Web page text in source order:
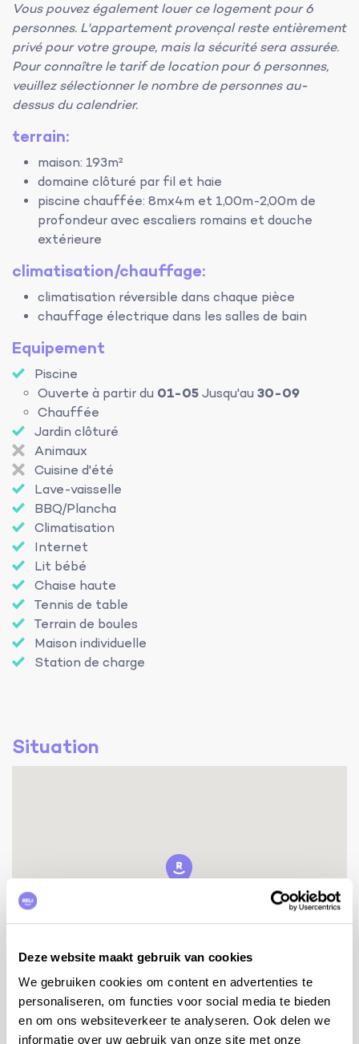
Deze website maakt gebruik van cookies
We gebruiken cookies om content en advertenties te
personaliseren, om functies voor social media te bieden
en om ons websiteverkeer te analyseren. Ook delen we
informatie over uw gebruik van onze site met onze
Vous pouvez également louer ce logement pour 6
personnes. L'appartement provençal reste entièrement
privé pour votre groupe, mais la sécurité sera assurée.
Pour connaître le tarif de location pour 6 personnes,
veuillez sélectionner le nombre de personnes au-
dessus du calendrier.
terrain:
maison: 193m²
domaine clôturé par fil et haie
piscine chauffée: 8mx4m et 1,00m-2,00m de
profondeur avec escaliers romains et douche
extérieure
climatisation/chauffage:
climatisation réversible dans chaque pièce
chauffage électrique dans les salles de bain
Equipement
Piscine
Ouverte à partir du 01-05Jusqu'au 30-09
Chauffée
Jardin clôturé
Animaux
Cuisine d'été
Lave-vaisselle
BBQ/Plancha
Climatisation
Internet
Lit bébé
Chaise haute
Tennis de table
Terrain de boules
Maison individuelle
Station de charge
Situation